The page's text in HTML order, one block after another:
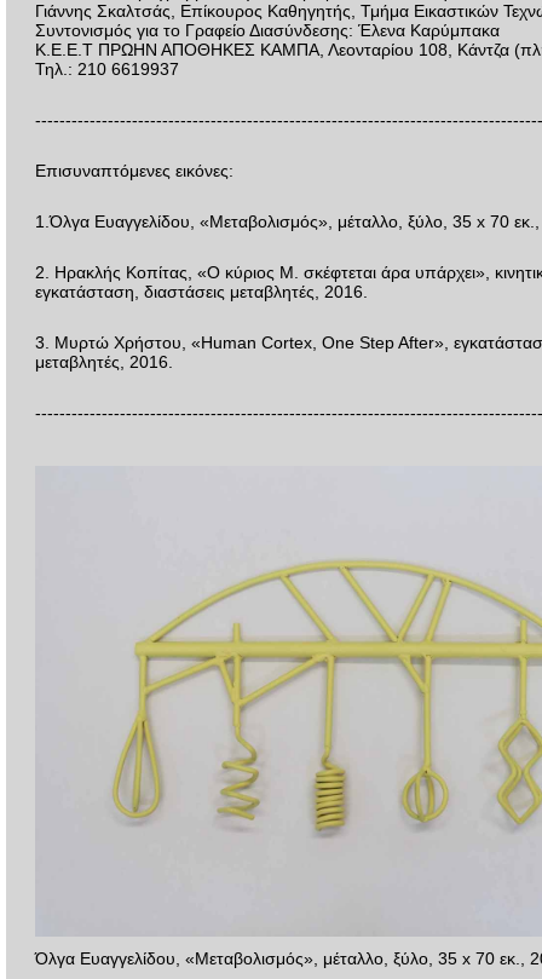
Γιάννης Σκαλτσάς, Επίκουρος Καθηγητής, Τμήμα Εικαστικών
Συντονισμός για το Γραφείο Διασύνδεσης: Έλενα Καρύμπακα
Κ.Ε.Ε.Τ ΠΡΩΗΝ ΑΠΟΘΗΚΕΣ ΚΑΜΠΑ, Λεονταρίου 108, Κάντζα
Τηλ.: 210 6619937
Επισυναπτόμενες εικόνες:
1.Όλγα Ευαγγελίδου, «Μεταβολισμός», μέταλλο, ξύλο, 35 x 70
2. Ηρακλής Κοπίτας, «Ο κύριος Μ. σκέφτεται άρα υπάρχει»,
εγκατάσταση, διαστάσεις μεταβλητές, 2016.
3. Μυρτώ Χρήστου, «Human Cortex, One Step After»,
μεταβλητές, 2016.
Όλγα Ευαγγελίδου, «Μεταβολισμός», μέταλλο, ξύλο, 35 x 70 εκ.,